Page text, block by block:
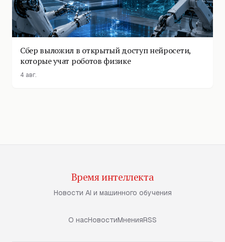
Сбер выложил в открытый доступ нейросети,
которые учат роботов физике
4 авг.
Время интеллекта
Новости AI и машинного обучения
О насНовостиМненияRSS